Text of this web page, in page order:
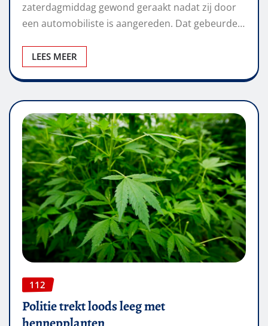
zaterdagmiddag gewond geraakt nadat zij door
een automobiliste is aangereden. Dat gebeurde…
LEES MEER
112
Politie trekt loods leeg met